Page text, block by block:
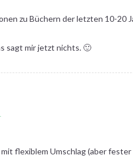
zu Büchern der letzten 10-20
sagt mir jetzt nichts. 🙂
flexiblem Umschlag (aber